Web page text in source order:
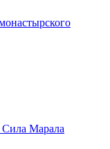
Сила Марала